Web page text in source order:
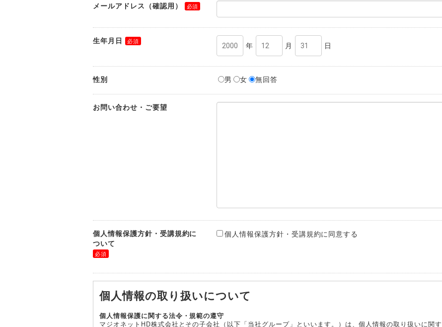
メールアドレス（確認用）
生年月日 年 月 日
性別 男 女 無回答
お問い合わせ・ご要望
個人情報保護方針・受講規約に
ついて
個人情報保護方針・受講規約に同意する
個人情報の取り扱いについて
個人情報保護に関する法令・規範の遵守
マジオネットHD株式会社とその子会社（以下「当社グループ」といいます。）は、個人情報の取り扱いに関